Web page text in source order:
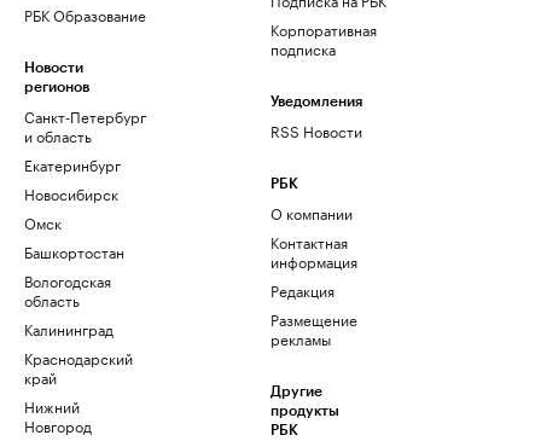
РБК Образование
Новости
регионов
Санкт-Петербург
и область
Екатеринбург
Новосибирск
Омск
Башкортостан
Вологодская
область
Калининград
Краснодарский
край
Нижний
Новгород
Корпоративная
подписка
Уведомления
RSS Новости
РБК
О компании
Контактная
информация
Редакция
Размещение
рекламы
Другие
продукты
РБК